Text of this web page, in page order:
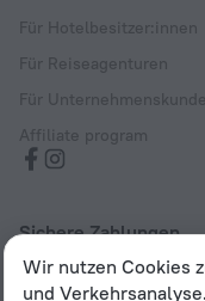
Für Hotelbesitzer:innen
Für Reiseagenturen
Für
Affiliate program
Sichere Zahlungen
Sicherer Datenschutz
Wir nutzen Cookies
und